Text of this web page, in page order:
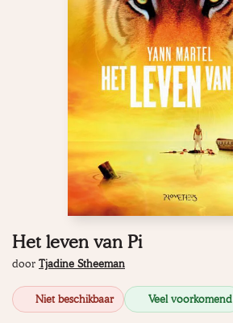
Het leven van Pi
door Tjadine Stheeman
Niet beschikbaar Veel voorkomend